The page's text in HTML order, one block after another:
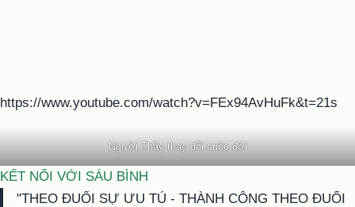
https://www.youtube.com/watch?v=FEx94AvHuFk&t=21s
Người Thầy thay đổi cuộc đời
KẾT NỐI VỚI SÁU BÌNH
"THEO ĐUỔI SỰ ƯU TÚ - THÀNH CÔNG THEO ĐUỔI